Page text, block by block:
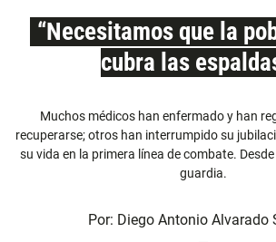
“Necesitamos que la
cubra las
Muchos médicos han enfermado y han
recuperarse; otros han interrumpido su
su vida en la primera línea de combate.
guardia.
Por: Diego Antonio Alvarado